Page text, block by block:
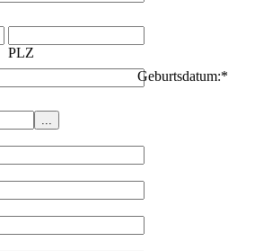
PLZ
Geburtsdatum:*